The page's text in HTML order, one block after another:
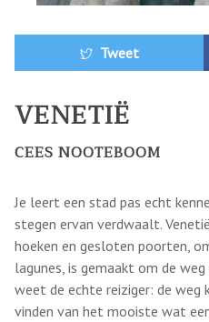
Tweet
VENETIË
CEES NOOTEBOOM
Je leert een stad pas echt
stegen ervan verdwaalt.
hoeken en gesloten poorten,
lagunes, is gemaakt om de
weet de echte reiziger: de
vinden van het mooiste wat